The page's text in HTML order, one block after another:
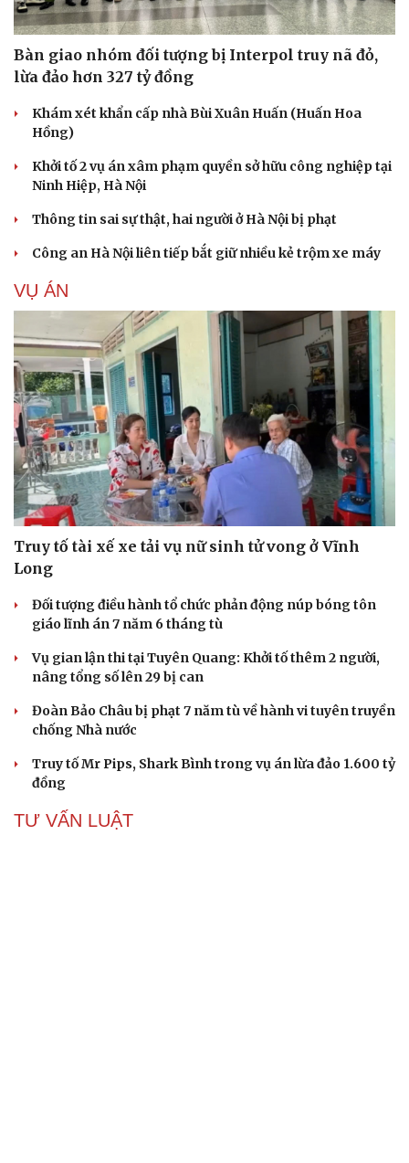
Bàn giao nhóm đối tượng bị Interpol truy nã đỏ,
lừa đảo hơn 327 tỷ đồng
Khám xét khẩn cấp nhà Bùi Xuân Huấn (Huấn Hoa
Hồng)
Khởi tố 2 vụ án xâm phạm quyền sở hữu công nghiệp tại
Ninh Hiệp, Hà Nội
Thông tin sai sự thật, hai người ở Hà Nội bị phạt
Công an Hà Nội liên tiếp bắt giữ nhiều kẻ trộm xe máy
VỤ ÁN
Truy tố tài xế xe tải vụ nữ sinh tử vong ở Vĩnh
Long
Đối tượng điều hành tổ chức phản động núp bóng tôn
giáo lĩnh án 7 năm 6 tháng tù
Vụ gian lận thi tại Tuyên Quang: Khởi tố thêm 2 người,
nâng tổng số lên 29 bị can
Đoàn Bảo Châu bị phạt 7 năm tù về hành vi tuyên truyền
chống Nhà nước
Truy tố Mr Pips, Shark Bình trong vụ án lừa đảo 1.600 tỷ
đồng
TƯ VẤN LUẬT